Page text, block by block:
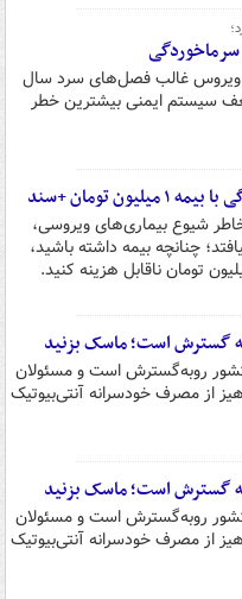
سرماخوردگی
ویروس غالب فصل‌های سرد سال
سیستم ایمنی بیشترین خطر
تومان +سند
شیوع بیماری‌های ویروسی،
چنانچه بیمه داشته باشید،
تومان ناقابل هزینه کنید.
به گسترش است؛ ماسک بزنید
کشور روبه‌گسترش است و مسئولان
از مصرف خودسرانه آنتی‌بیوتیک
به گسترش است؛ ماسک بزنید
کشور روبه‌گسترش است و مسئولان
از مصرف خودسرانه آنتی‌بیوتیک